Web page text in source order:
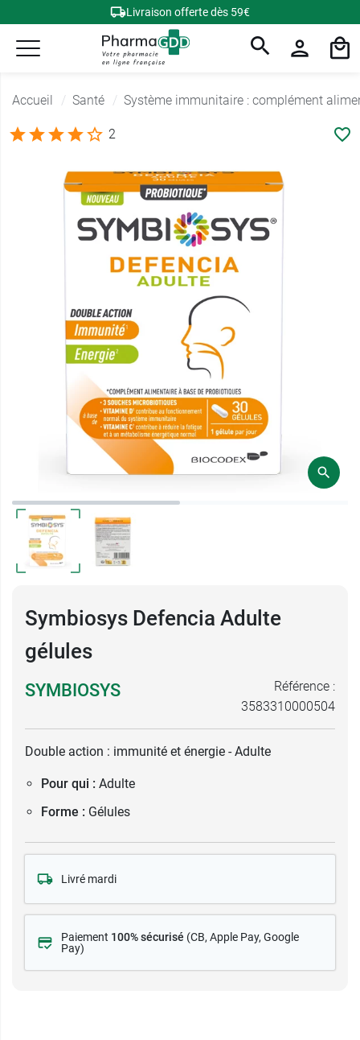
Livraison offerte dès 59€
Accueil Santé Système immunitaire : complément
2
Symbiosys Defencia Adulte
gélules
SYMBIOSYS
Référence :
3583310000504
Double action : immunité et énergie - Adulte
Pour qui : Adulte
Forme : Gélules
Livré mardi
Paiement 100% sécurisé (CB, Apple Pay, Google
Pay)